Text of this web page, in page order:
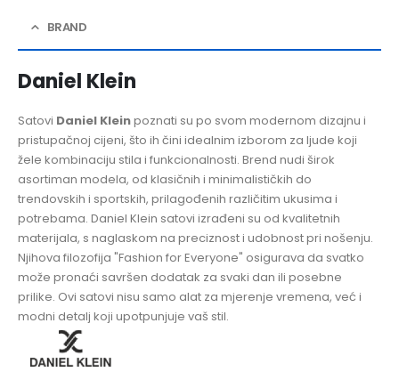
BRAND
Daniel Klein
Satovi Daniel Kleinpoznati su po svom modernom dizajnu i
pristupačnoj cijeni, što ih čini idealnim izborom za ljude koji
žele kombinaciju stila i funkcionalnosti. Brend nudi širok
asortiman modela, od klasičnih i minimalističkih do
trendovskih i sportskih, prilagođenih različitim ukusima i
potrebama. Daniel Klein satovi izrađeni su od kvalitetnih
materijala, s naglaskom na preciznost i udobnost pri nošenju.
Njihova filozofija "Fashion for Everyone" osigurava da svatko
može pronaći savršen dodatak za svaki dan ili posebne
prilike. Ovi satovi nisu samo alat za mjerenje vremena, već i
modni detalj koji upotpunjuje vaš stil.